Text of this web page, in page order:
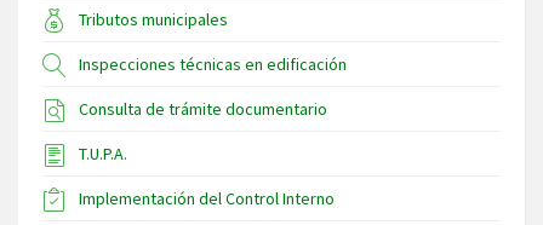
Tributos municipales
Inspecciones técnicas en edificación
Consulta de trámite documentario
T.U.P.A.
Implementación del Control Interno